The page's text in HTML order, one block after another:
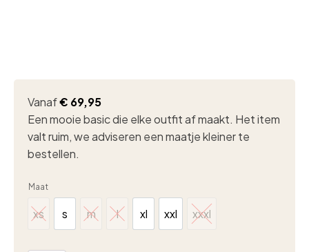
Vanaf€ 69,95
Een mooie basic die elke outfit af maakt. Het item
valt ruim, we adviseren een maatje kleiner te
bestellen.
Maat
xs
xs
s
s
m
m
l
l
xl
xl
xxl
xxl
xxxl
xxxl